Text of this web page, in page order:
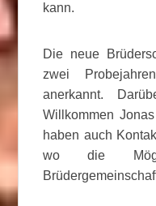
kann.
Die neue
zwei
anerkannt.
Willkommen
haben auch
wo die